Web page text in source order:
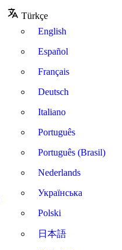
Türkçe
English
Español
Français
Deutsch
Italiano
Português
Português (Brasil)
Nederlands
Українська
Polski
日本語